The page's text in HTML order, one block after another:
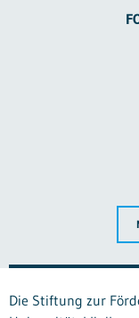
Die Stiftung zur